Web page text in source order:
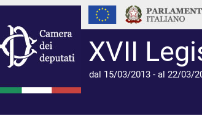
XVII
dal 15/03/2013 - al 22/03/